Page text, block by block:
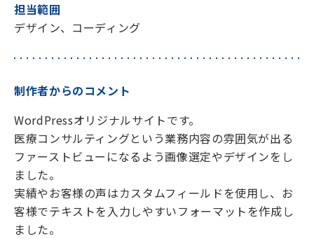
担当範囲
デザイン、コーディング
制作者からのコメント
WordPressオリジナルサイトです。
医療コンサルティングという業務内容の雰囲気が出る
ファーストビューになるよう画像選定やデザインをし
ました。
実績やお客様の声はカスタムフィールドを使用し、お
客様でテキストを入力しやすいフォーマットを作成し
ました。